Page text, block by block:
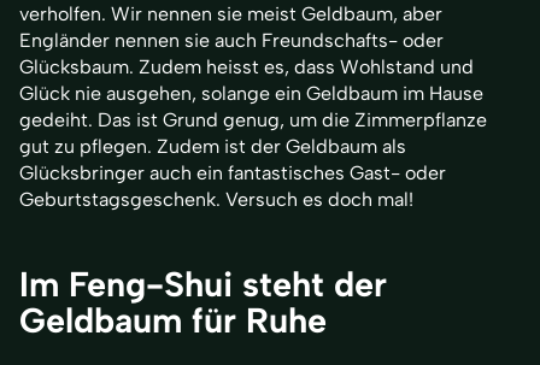
verholfen. Wir nennen sie meist Geldbaum, aber
Engländer nennen sie auch Freundschafts- oder
Glücksbaum. Zudem heisst es, dass Wohlstand und
Glück nie ausgehen, solange ein Geldbaum im Hause
gedeiht. Das ist Grund genug, um die Zimmerpflanze
gut zu pflegen. Zudem ist der Geldbaum als
Glücksbringer auch ein fantastisches Gast- oder
Geburtstagsgeschenk. Versuch es doch mal!
Im Feng-Shui steht der
Geldbaum für Ruhe